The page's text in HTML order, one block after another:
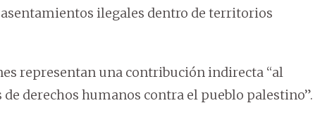
ilegales dentro de territorios
representan una contribución indirecta “al
derechos humanos contra el pueblo palestino”.